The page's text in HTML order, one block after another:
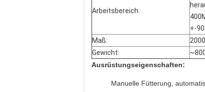
Arbeitsbereich:
+-
Maß:
Gewicht:
Ausrüstungseigenschaften:
Manuelle Fütterung,